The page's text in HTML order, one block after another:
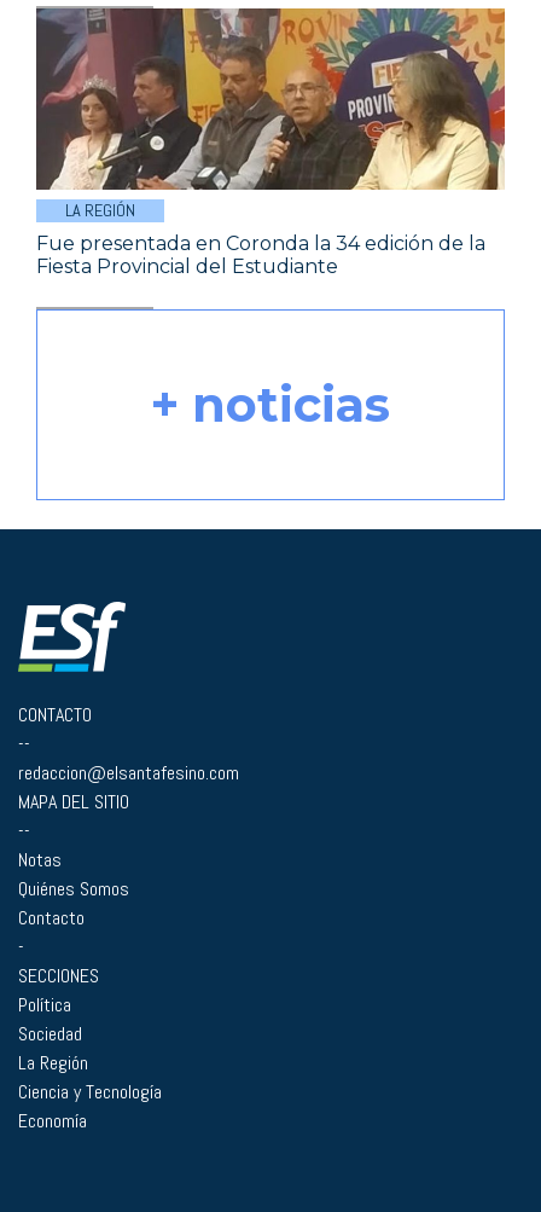
LA REGIÓN
Fue presentada en Coronda la 34 edición de la
Fiesta Provincial del Estudiante
+ noticias
CONTACTO
--
redaccion@elsantafesino.com
MAPA DEL SITIO
--
Notas
Quiénes Somos
Contacto
-
SECCIONES
Política
Sociedad
La Región
Ciencia y Tecnología
Economía